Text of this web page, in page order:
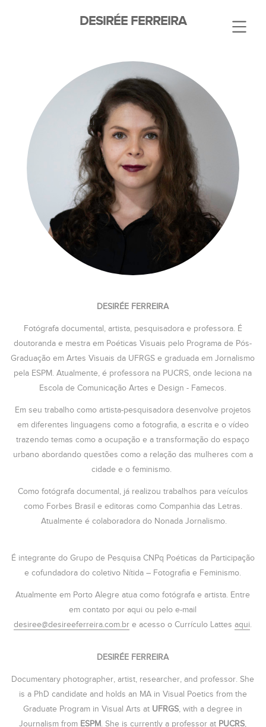
DESIRÉE FERREIRA
DESIRÉE FERREIRA
Fotógrafa documental, artista, pesquisadora e professora. É
doutoranda e mestra em Poéticas Visuais pelo Programa de Pós-
Graduação em Artes Visuais da UFRGS e graduada em Jornalismo
pela ESPM. Atualmente, é professora na PUCRS, onde leciona na
Escola de Comunicação Artes e Design - Famecos.
Em seu trabalho como artista-pesquisadora desenvolve projetos
em diferentes linguagens como a fotografia, a escrita e o vídeo
trazendo temas como a ocupação e a transformação do espaço
urbano abordando questões como a relação das mulheres com a
cidade e o feminismo.
Como fotógrafa documental, já realizou trabalhos para veículos
como Forbes Brasil e editoras como Companhia das Letras.
Atualmente é colaboradora do Nonada Jornalismo.
É integrante do Grupo de Pesquisa CNPq Poéticas da Participação
e cofundadora do coletivo Nítida – Fotografia e Feminismo.
Atualmente em Porto Alegre atua como fotógrafa e artista. Entre
em contato por aqui ou pelo e-mail
desiree@desireeferreira.com.br e acesso o Currículo Lattesaqui.
DESIRÉE FERREIRA
Documentary photographer, artist, researcher, and professor. She
is a PhD candidate and holds an MA in Visual Poetics from the
Graduate Program in Visual Arts at UFRGS, with a degree in
Journalism from ESPM. She is currently a professor at PUCRS,